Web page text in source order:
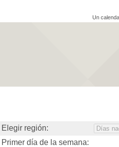
Un
Elegir región:
Primer día de la semana: